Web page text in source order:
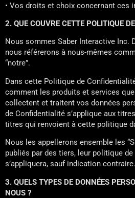
• Vos droits et choix concernant ces
2. QUE COUVRE CETTE POLITIQUE
Nous sommes Saber Interactive Inc.
nous référerons à nous-mêmes
“notre”.
Dans cette Politique de
comment les produits et services
collectent et traitent vos données
de Confidentialité s’applique aux
titres qui renvoient à cette politique
Nous les appellerons ensemble les
publiés par des tiers, leur politique
s’appliquera, sauf indication contraire.
3. QUELS TYPES DE DONNÉES
NOUS ?